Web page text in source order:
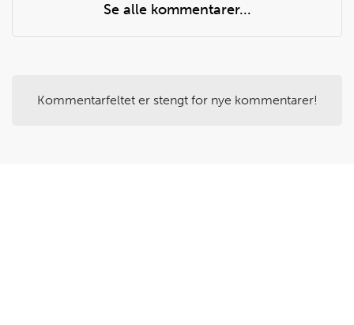
Se alle kommentarer...
Kommentarfeltet er stengt for nye kommentarer!